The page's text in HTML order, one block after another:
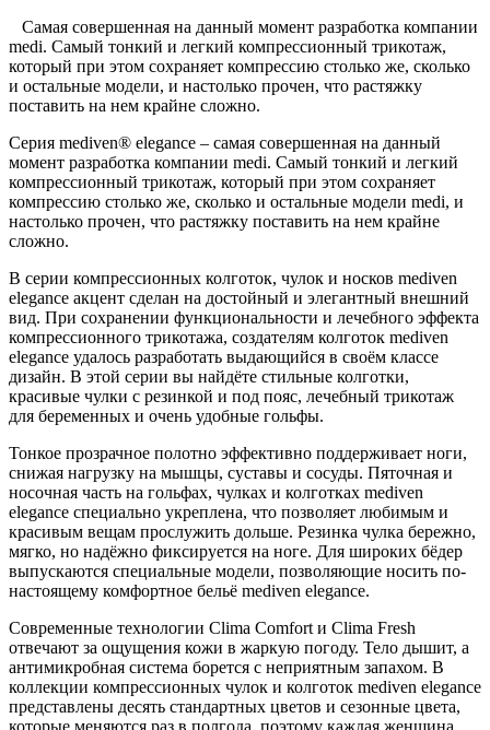
Самая совершенная на данный момент разработка компании
medi. Самый тонкий и легкий компрессионный трикотаж,
который при этом сохраняет компрессию столько же, сколько
и остальные модели, и настолько прочен, что растяжку
поставить на нем крайне сложно.
Серия mediven® elegance – самая совершенная на данный
момент разработка компании medi. Самый тонкий и легкий
компрессионный трикотаж, который при этом сохраняет
компрессию столько же, сколько и остальные модели medi, и
настолько прочен, что растяжку поставить на нем крайне
сложно.
В серии компрессионных колготок, чулок и носков mediven
elegance акцент сделан на достойный и элегантный внешний
вид. При сохранении функциональности и лечебного эффекта
компрессионного трикотажа, создателям колготок mediven
elegance удалось разработать выдающийся в своём классе
дизайн. В этой серии вы найдёте стильные колготки,
красивые чулки с резинкой и под пояс, лечебный трикотаж
для беременных и очень удобные гольфы.
Тонкое прозрачное полотно эффективно поддерживает ноги,
снижая нагрузку на мышцы, суставы и сосуды. Пяточная и
носочная часть на гольфах, чулках и колготках mediven
elegance специально укреплена, что позволяет любимым и
красивым вещам прослужить дольше. Резинка чулка бережно,
мягко, но надёжно фиксируется на ноге. Для широких бёдер
выпускаются специальные модели, позволяющие носить по-
настоящему комфортное бельё mediven elegance.
Современные технологии Clima Comfort и Clima Fresh
отвечают за ощущения кожи в жаркую погоду. Тело дышит, а
антимикробная система борется с неприятным запахом. В
коллекции компрессионных чулок и колготок mediven elegance
представлены десять стандартных цветов и сезонные цвета,
которые меняются раз в полгода, поэтому каждая женщина